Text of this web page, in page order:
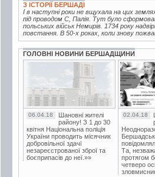
З ІСТОРІЇ БЕРШАДІ
І в наступні роки не вщухала на цих
під проводом С, Палія. Тут було
польських військ Немирів. 1734 року
повстання. В 50-х роках, коли знову
ГОЛОВНІ НОВИНИ БЕРШАДЩИНИ
06.04.18
Шановні жителі
району! З 1 до 30
квітня Національна поліція
України проводить місячник
добровільної здачі
незареєстрованої зброї та
боєприпасів до неї.»»
02.04.18
Та,
протягом
четверо